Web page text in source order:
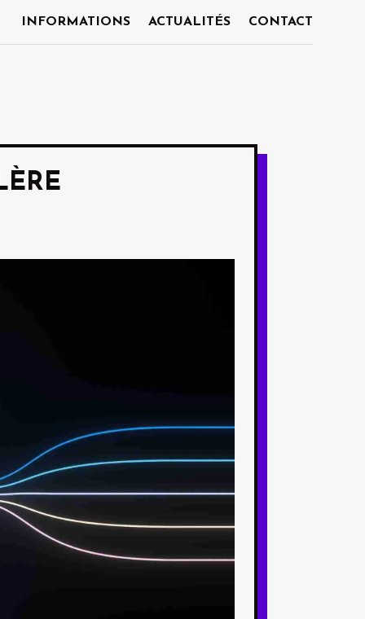
INFORMATIONS ACTUALITÉS CONTACT